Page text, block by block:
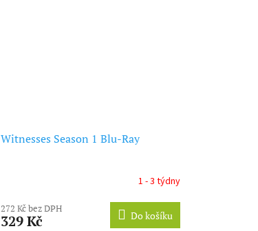
Witnesses Season 1 Blu-Ray
1 - 3 týdny
272 Kč bez DPH
329 Kč Do košíku